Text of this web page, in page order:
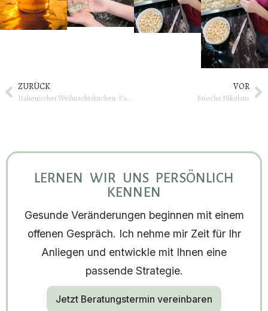
ZURÜCK
Italienischer Weihnachtskuchen: Panettone
VOR
Brioche Nikolaus
LERNEN WIR UNS PERSÖNLICH
KENNEN
Gesunde Veränderungen beginnen mit einem
offenen Gespräch. Ich nehme mir Zeit für Ihr
Anliegen und entwickle mit Ihnen eine
passende Strategie.
Jetzt Beratungstermin vereinbaren